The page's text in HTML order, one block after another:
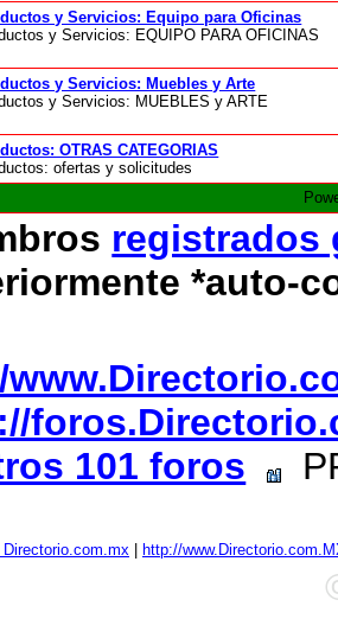
y Servicios: Equipo para Oficinas
y Servicios: EQUIPO PARA OFICINAS
y Servicios: Muebles y Arte
y Servicios: MUEBLES y ARTE
OTRAS CATEGORIAS
ofertas y solicitudes
registrados
*auto-
101 foros
Directorio.com.mx http://